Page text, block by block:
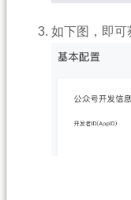
如下图，即可